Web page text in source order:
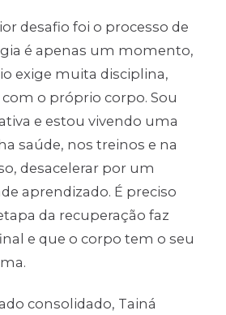
desafio foi o processo de
é apenas um momento,
exige muita disciplina,
o próprio corpo. Sou
e estou vivendo uma
saúde, nos treinos e na
desacelerar por um
aprendizado. É preciso
da recuperação faz
e que o corpo tem o seu
consolidado, Tainá